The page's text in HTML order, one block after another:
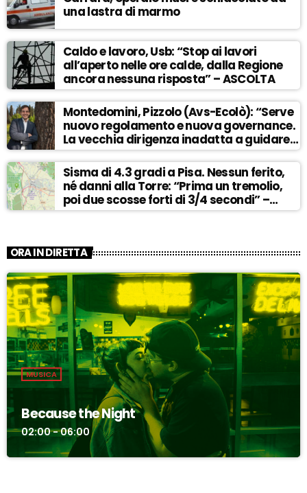
una lastra di marmo
Caldo e lavoro, Usb: “Stop ai lavori
all’aperto nelle ore calde, dalla Regione
ancora nessuna risposta” – ASCOLTA
Montedomini, Pizzolo (Avs-Ecolò): “Serve
nuovo regolamento e nuova governance.
La vecchia dirigenza inadatta a guidare
la svolta” – ASCOLTA
Sisma di 4.3 gradi a Pisa. Nessun ferito,
né danni alla Torre: “Prima un tremolio,
poi due scosse forti di 3/4 secondi” –
ASCOLTA
ORA IN DIRETTA
MUSICA
Because the Night
02:00 - 06:00